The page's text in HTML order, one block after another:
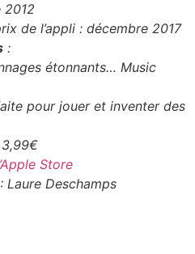
de l’appli : décembre 2017
:
étonnants… Music
pour jouer et inventer des
Store
Deschamps